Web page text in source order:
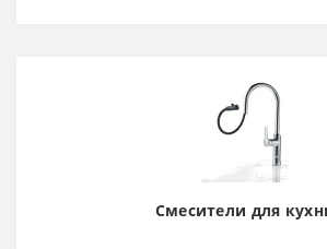
Смесители для